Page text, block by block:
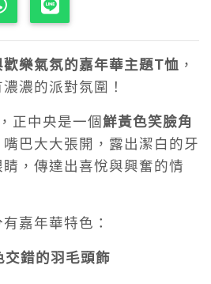
歡樂氣氛的嘉年華主題T恤 ，
濃的派對氛圍！
，正中央是一個 鮮黃色笑臉角
嘴巴大大張開，露出潔白的牙
，傳達出喜悅與興奮的情
嘉年華特色：
交錯的羽毛頭飾